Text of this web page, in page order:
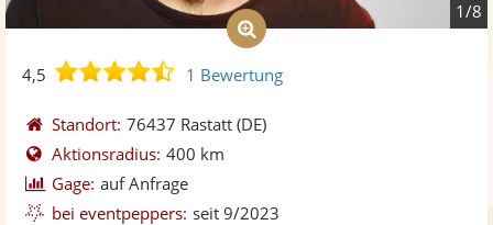
1/8
4,5
4,5
5
Sternen
1 Bewertung
Standort: 76437 Rastatt (DE)
Aktionsradius: 400 km
Gage: auf Anfrage
bei eventpeppers: seit 9/2023